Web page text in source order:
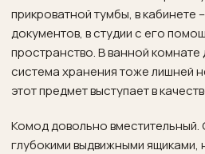
прикроватной тумбы, в кабинете
документов, в студии с его
пространство. В ванной комнате
система хранениятоже лишней
этот предмет выступает в
Комод довольно
глубокими выдвижными ящиками,